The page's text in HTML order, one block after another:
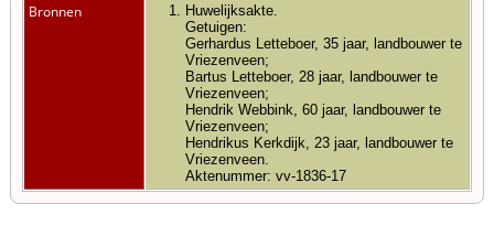
Bronnen
Huwelijksakte.
Getuigen:
Gerhardus Letteboer, 35 jaar, landbouwer te
Vriezenveen;
Bartus Letteboer, 28 jaar, landbouwer te
Vriezenveen;
Hendrik Webbink, 60 jaar, landbouwer te
Vriezenveen;
Hendrikus Kerkdijk, 23 jaar, landbouwer te
Vriezenveen.
Aktenummer: vv-1836-17